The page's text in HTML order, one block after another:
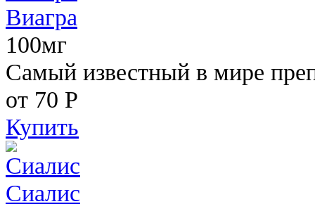
Виагра
100мг
Самый известный в мире
от 70 Р
Купить
Сиалис